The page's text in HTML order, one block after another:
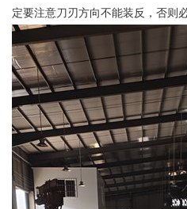
定要注意刀刃方向不能装反，否则